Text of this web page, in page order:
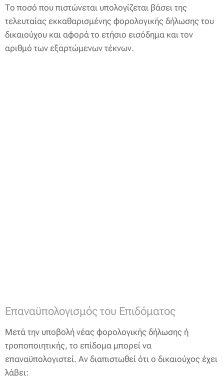
Το ποσό που πιστώνεται υπολογίζεται βάσει της
τελευταίας εκκαθαρισμένης φορολογικής δήλωσης του
δικαιούχου και αφορά το ετήσιο εισόδημα και τον
αριθμό των εξαρτώμενων τέκνων.
Επαναϋπολογισμός του Επιδόματος
Μετά την υποβολή νέας φορολογικής δήλωσης ή
τροποποιητικής, το επίδομα μπορεί να
επαναϋπολογιστεί. Αν διαπιστωθεί ότι ο δικαιούχος έχει
λάβει: